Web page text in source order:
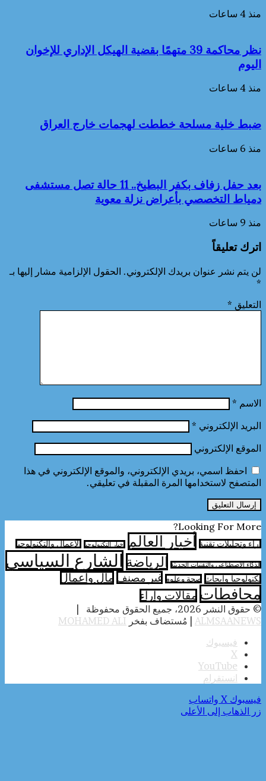
منذ 4 ساعات
نظر محاكمة 39 متهمًا بقضية الهيكل الإداري للإخوان
اليوم
منذ 4 ساعات
ضبط خلية مسلحة خططت لهجمات خارج العراق
منذ 6 ساعات
بعد حفل زفاف بكفر البطيخ.. 11 حالة تصل مستشفى
دمياط التخصصي بأعراض نزلة معوية
منذ 9 ساعات
اترك تعليقاً
لن يتم نشر عنوان بريدك الإلكتروني. الحقول الإلزامية مشار إليها بـ
*
التعليق *
الاسم *
البريد الإلكتروني *
الموقع الإلكتروني
احفظ اسمي، بريدي الإلكتروني، والموقع الإلكتروني في هذا
المتصفح لاستخدامها المرة المقبلة في تعليقي.
Looking For More?
آراء وتحليلات تقنية أخبار العالم اخبار التكنولوجيا الأعمال والتكنولوجيا
الذكاء الاصطناعي والتقنيات الحديثة الرياضة الشارع السياسي
تكنولوجيا وابحاث صحة وعلوم غير مصنف مال واعمال
محافطات مقالات وارآء
© حقوق النشر 2026، جميع الحقوق محفوظة |
ALMSAANEWS | مُستضاف بفخر MOHAMED ALI
فيسبوك
‫X
‫YouTube
انستقرام
فيسبوك ‫X واتساب
زر الذهاب إلى الأعلى